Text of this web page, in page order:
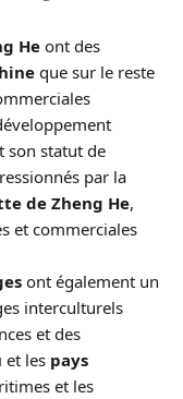
He ont des
que sur le reste
son statut de
par la
de Zheng He,
et commerciales
ont également un
interculturels
et des
et les pays
et les